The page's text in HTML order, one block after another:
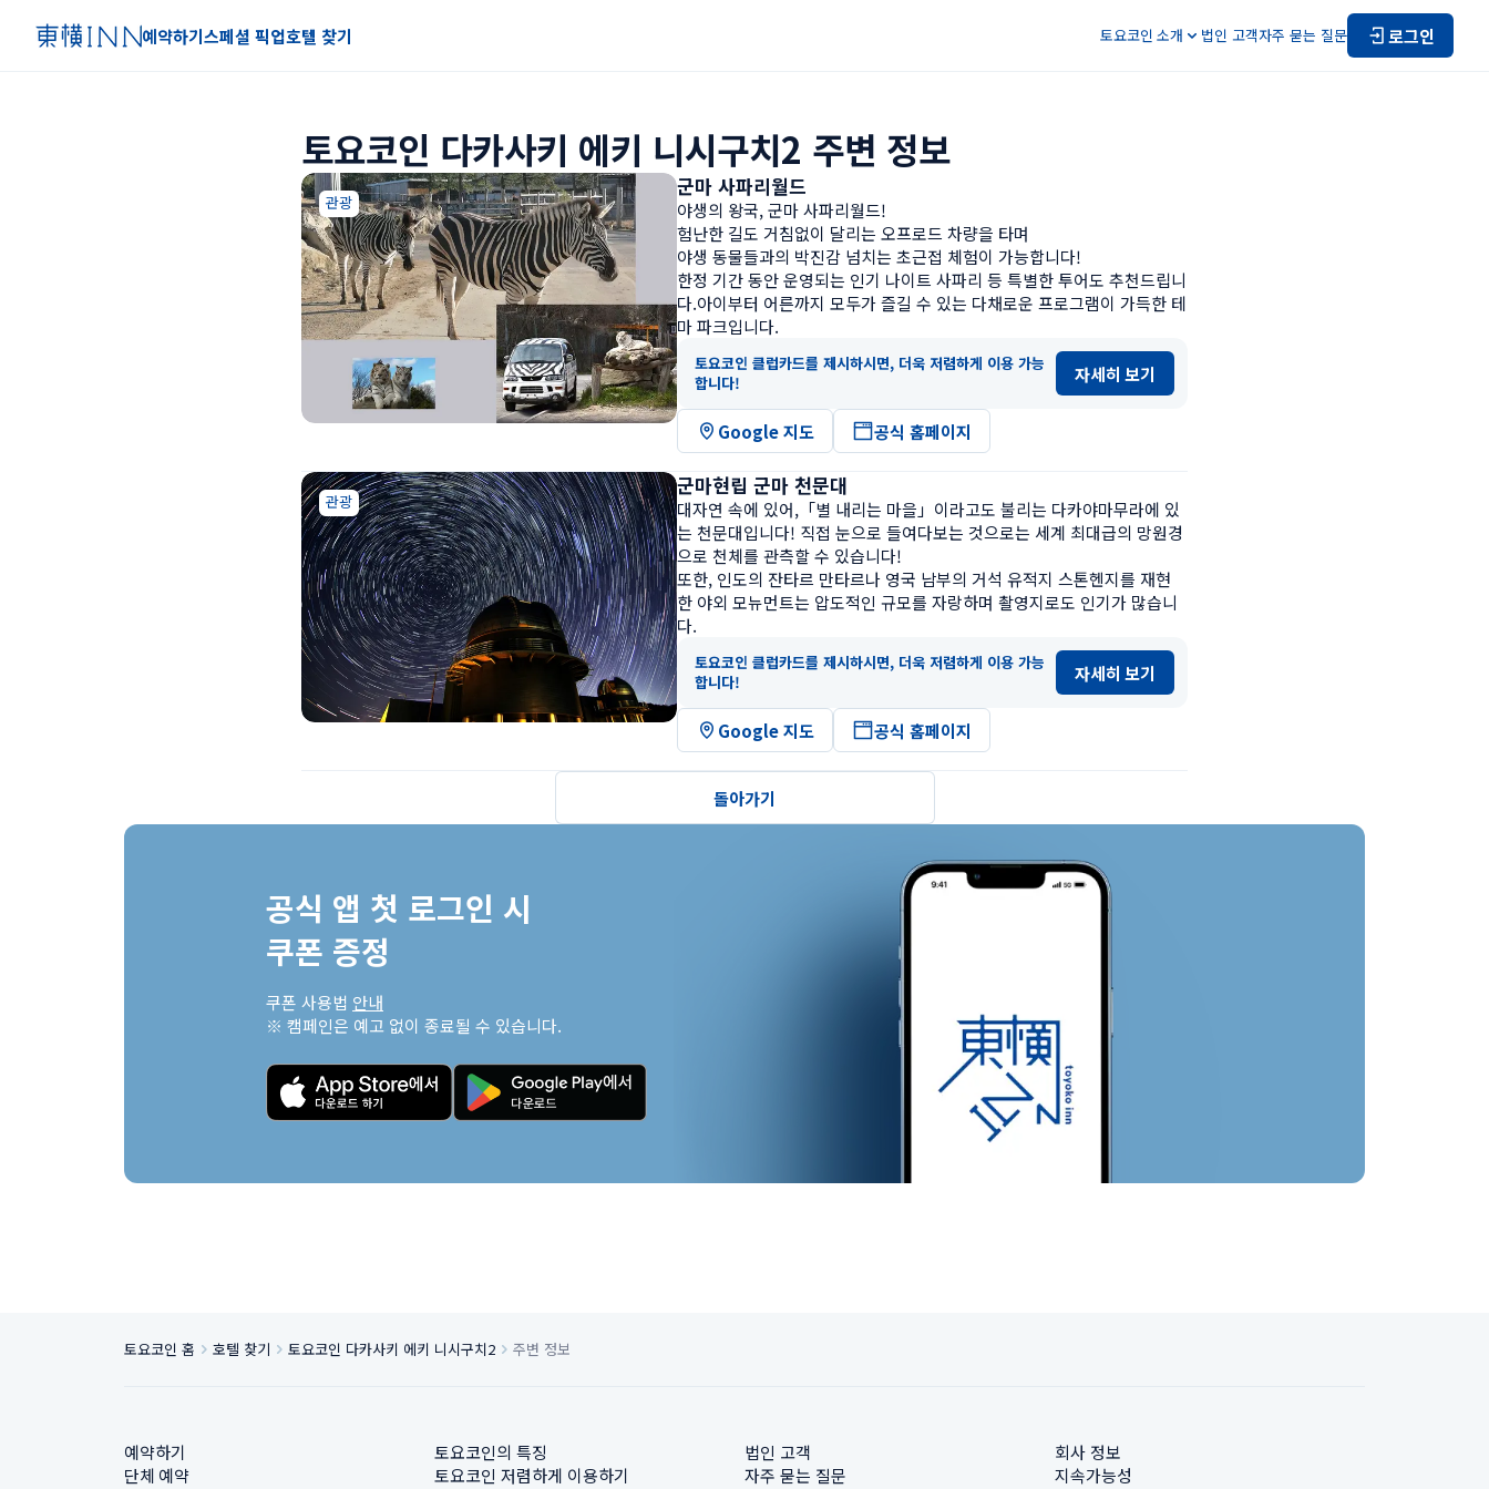
예약하기스페셜 픽업호텔 찾기 토요코인 소개 법인 고객자주 묻는 질문 로그인
토요코인 다카사키 에키 니시구치2 주변 정보
관광
군마 사파리월드
야생의 왕국, 군마 사파리월드!
험난한 길도 거침없이 달리는 오프로드 차량을 타며
야생 동물들과의 박진감 넘치는 초근접 체험이 가능합니다!
한정 기간 동안 운영되는 인기 나이트 사파리 등 특별한 투어도 추천드립니
다.아이부터 어른까지 모두가 즐길 수 있는 다채로운 프로그램이 가득한 테
마 파크입니다.
토요코인 클럽카드를 제시하시면, 더욱 저렴하게 이용 가능
합니다!
자세히 보기
Google 지도 공식 홈페이지
관광
군마현립 군마 천문대
대자연 속에 있어,「별 내리는 마을」이라고도 불리는 다카야마무라에 있
는 천문대입니다! 직접 눈으로 들여다보는 것으로는 세계 최대급의 망원경
으로 천체를 관측할 수 있습니다!
또한, 인도의 잔타르 만타르나 영국 남부의 거석 유적지 스톤헨지를 재현
한 야외 모뉴먼트는 압도적인 규모를 자랑하며 촬영지로도 인기가 많습니
다.
토요코인 클럽카드를 제시하시면, 더욱 저렴하게 이용 가능
합니다!
자세히 보기
Google 지도 공식 홈페이지
돌아가기
공식 앱 첫 로그인 시
쿠폰 증정
쿠폰 사용법 안내
※ 캠페인은 예고 없이 종료될 수 있습니다.
토요코인 홈 호텔 찾기 토요코인 다카사키 에키 니시구치2 주변 정보
예약하기
단체 예약
토요코인의 특징
토요코인 저렴하게 이용하기
법인 고객
자주 묻는 질문
회사 정보
지속가능성